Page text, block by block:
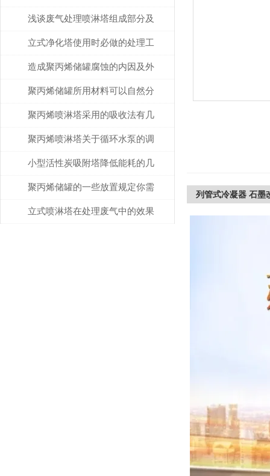
浅谈废气处理喷淋塔组成部分及
作用
立式净化塔使用时必做的处理工
作有哪些？
造成聚丙烯储罐腐蚀的内因及外
因分析
聚丙烯储罐所用材料可以自然分
解吗？
聚丙烯喷淋塔采用的吸收法有几
种呢？
聚丙烯喷淋塔关于循环水泵的调
节说明
小型活性炭吸附塔降低能耗的几
大方法解析
聚丙烯储罐的一些放置规定你需
要了解
立式喷淋塔在处理废气中的效果
列管式冷凝器 石墨